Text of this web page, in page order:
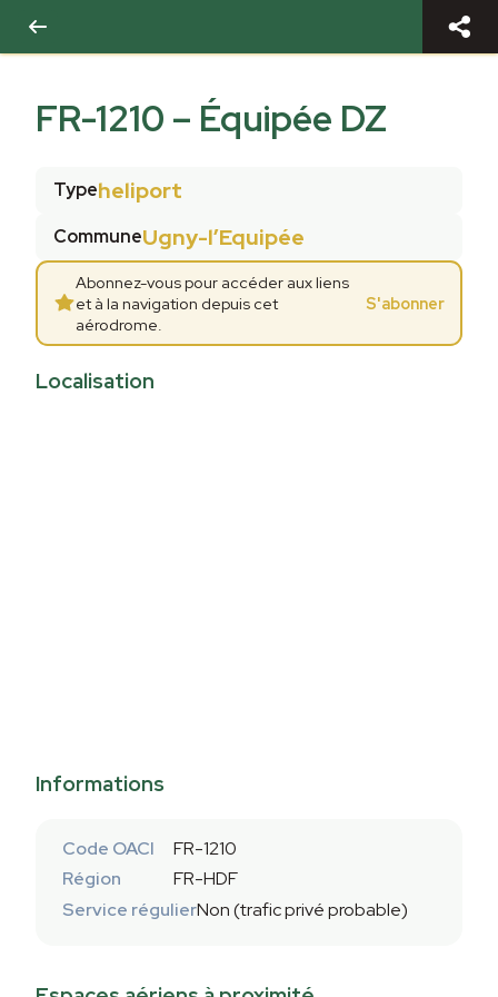
FR-1210 – Équipée DZ
Typeheliport
CommuneUgny-l’Equipée
Abonnez-vous pour accéder aux liens
et à la navigation depuis cet
aérodrome.
S'abonner
Localisation
Informations
Code OACI
FR-1210
Région
FR-HDF
Service régulierNon (trafic privé probable)